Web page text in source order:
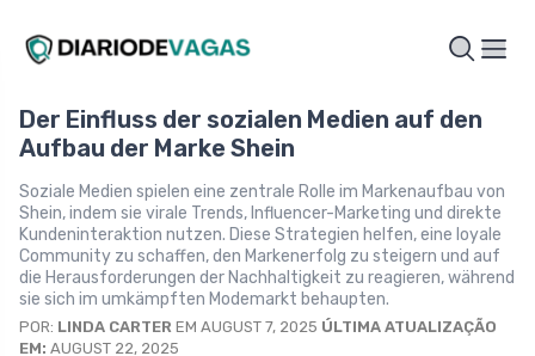
Der Einfluss der sozialen Medien auf den
Aufbau der Marke Shein
Soziale Medien spielen eine zentrale Rolle im Markenaufbau von
Shein, indem sie virale Trends, Influencer-Marketing und direkte
Kundeninteraktion nutzen. Diese Strategien helfen, eine loyale
Community zu schaffen, den Markenerfolg zu steigern und auf
die Herausforderungen der Nachhaltigkeit zu reagieren, während
sie sich im umkämpften Modemarkt behaupten.
POR: LINDA CARTER EM AUGUST 7, 2025 ÚLTIMA ATUALIZAÇÃO
EM: AUGUST 22, 2025